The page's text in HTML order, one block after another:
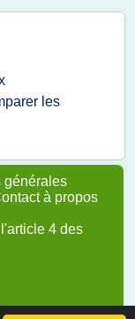
les
générales
à propos
4 des